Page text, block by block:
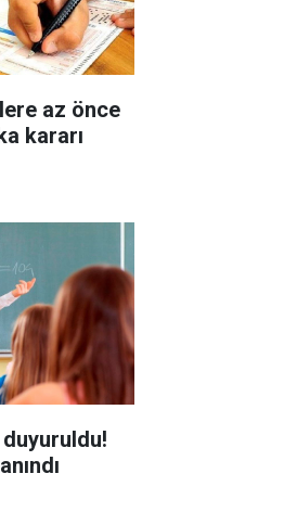
az önce
kararı